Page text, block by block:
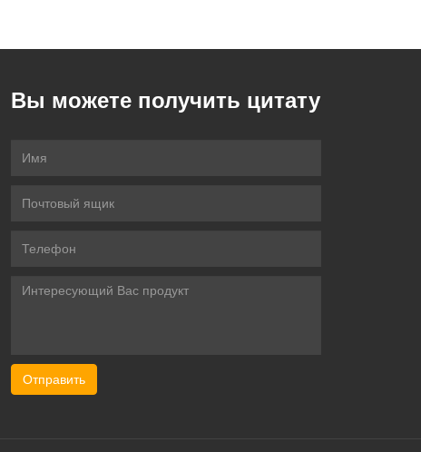
Вы можете получить цитату
Отправить